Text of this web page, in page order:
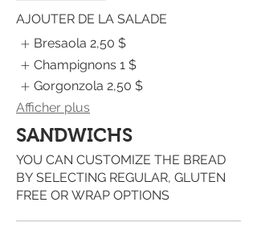
AJOUTER DE LA SALADE
Bresaola 2,50 $
Champignons 1 $
Gorgonzola 2,50 $
Afficher plus
SANDWICHS
YOU CAN CUSTOMIZE THE BREAD
BY SELECTING REGULAR, GLUTEN
FREE OR WRAP OPTIONS